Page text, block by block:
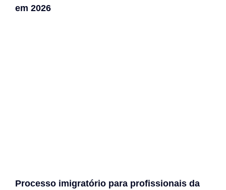
em 2026
Processo imigratório para profissionais da